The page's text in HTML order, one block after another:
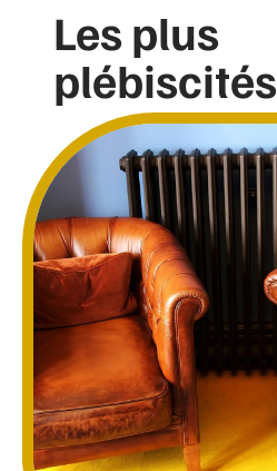
Les plus
plébiscités